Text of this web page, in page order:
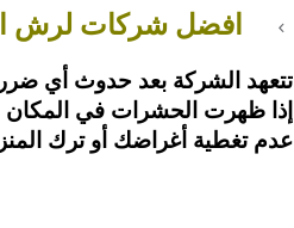
افضل شركات لرش
تتعهد الشركة بعد حدوث أي
إذا ظهرت الحشرات في المكان
عدم تغطية أغراضك أو ترك